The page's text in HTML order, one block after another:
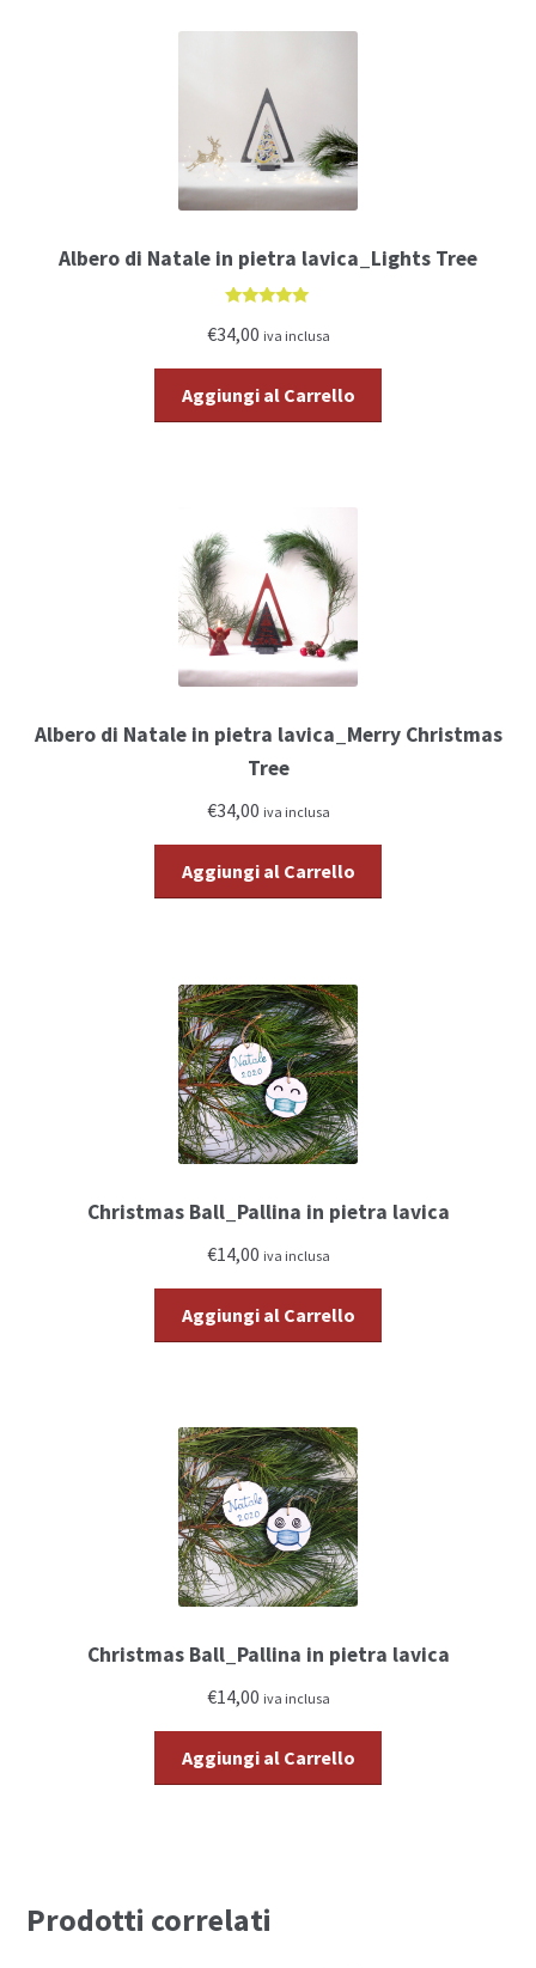
Albero di Natale in pietra lavica_Lights Tree
€34,00 iva inclusa
Aggiungi al Carrello
Albero di Natale in pietra lavica_Merry Christmas
Tree
€34,00 iva inclusa
Aggiungi al Carrello
Christmas Ball_Pallina in pietra lavica
€14,00 iva inclusa
Aggiungi al Carrello
Christmas Ball_Pallina in pietra lavica
€14,00 iva inclusa
Aggiungi al Carrello
Prodotti correlati